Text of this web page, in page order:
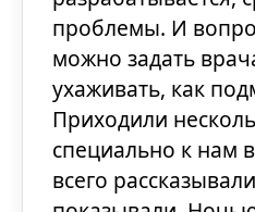
проблемы. И
можно задать
ухаживать, как
Приходили
специально к нам
всего